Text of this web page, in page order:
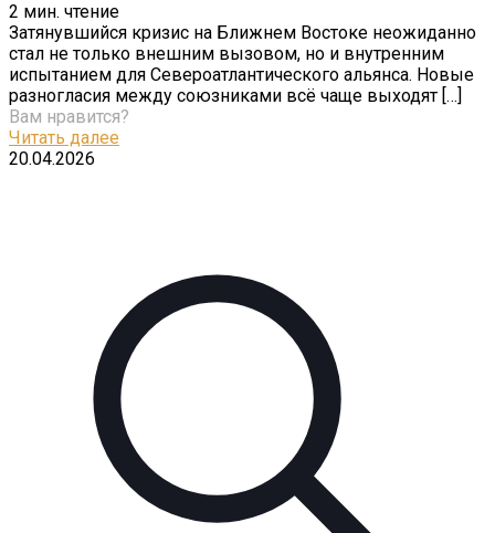
2 мин. чтение
Затянувшийся кризис на Ближнем Востоке неожиданно
стал не только внешним вызовом, но и внутренним
испытанием для Североатлантического альянса. Новые
разногласия между союзниками всё чаще выходят […]
Вам нравится?
Читать далее
20.04.2026